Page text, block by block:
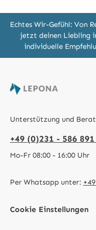
Echtes Wir-Gefühl: Von
jetzt deinen Liebling
individuelle
Unterstützung und
+49 (0)231 - 586
Mo-Fr 08:00 - 16:00 Uhr
Per Whatsapp unter:
Cookie Einstellungen